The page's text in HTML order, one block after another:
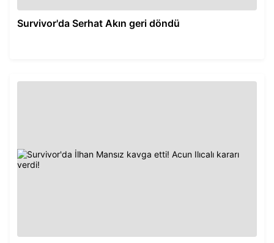
Survivor'da Serhat Akın geri döndü